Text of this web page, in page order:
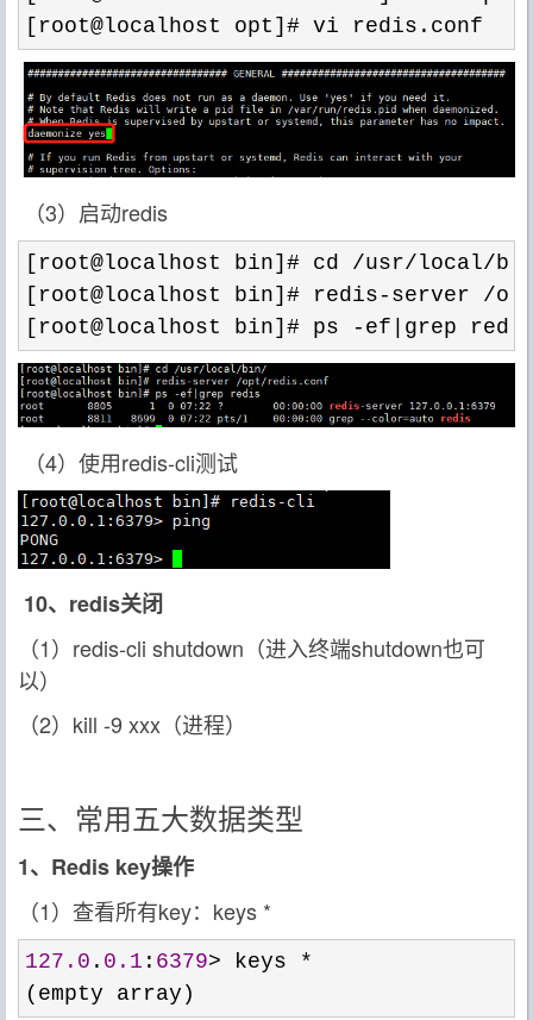
[root@localhost opt]# vi redis.conf
（3）启动redis
[root@localhost bin]# cd /usr/local/
[root@localhost bin]# redis -server /
[root@localhost bin]# ps
-ef|grep
（4）使用redis-cli测试
10、redis关闭
（1）redis-cli shutdown（进入终端shutdown也可
以）
（2）kill -9 xxx（进程）
三、常用五大数据类型
1、Redis key操作
（1）查看所有key：keys *
127.0 . 0.1 : 6379> keys *
(empty array)